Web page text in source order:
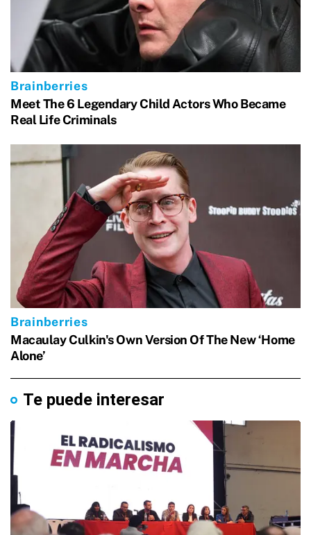
Te puede interesar